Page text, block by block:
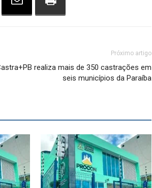
Próximo artigo
realiza mais de 350 castrações em
seis municípios da Paraíba